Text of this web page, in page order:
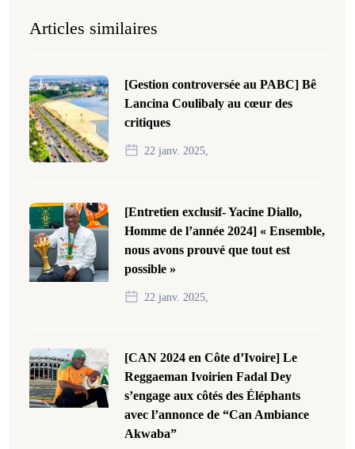
Articles similaires
[Gestion controversée au PABC] Bê
Lancina Coulibaly au cœur des
critiques
22 janv. 2025,
[Entretien exclusif- Yacine Diallo,
Homme de l’année 2024] « Ensemble,
nous avons prouvé que tout est
possible »
22 janv. 2025,
[CAN 2024 en Côte d’Ivoire] Le
Reggaeman Ivoirien Fadal Dey
s’engage aux côtés des Éléphants
avec l’annonce de “Can Ambiance
Akwaba”